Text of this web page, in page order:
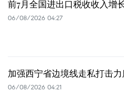
前7月全国进出口税收收入增
06/08/2026 04:27
加强西宁省边境线走私打击力
06/08/2026 04:21